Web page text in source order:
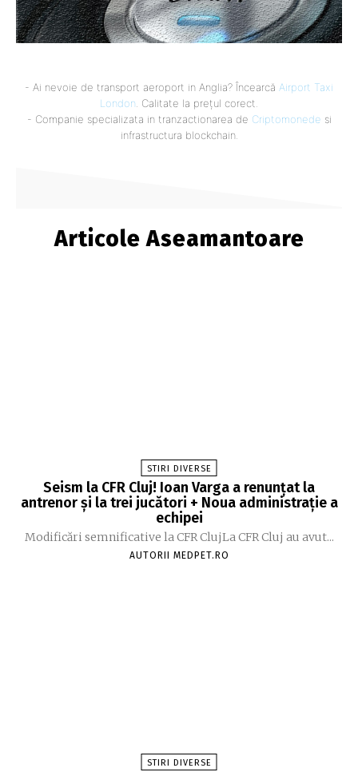
- Ai nevoie de transport aeroport in Anglia? Încearcă Airport Taxi
London. Calitate la prețul corect.
- Companie specializata in tranzactionarea de Criptomonede si
infrastructura blockchain.
Articole Aseamantoare
STIRI DIVERSE
Seism la CFR Cluj! Ioan Varga a renunțat la
antrenor și la trei jucători + Noua administrație a
echipei
Modificări semnificative la CFR ClujLa CFR Cluj au avut...
AUTORII MEDPET.RO
STIRI DIVERSE